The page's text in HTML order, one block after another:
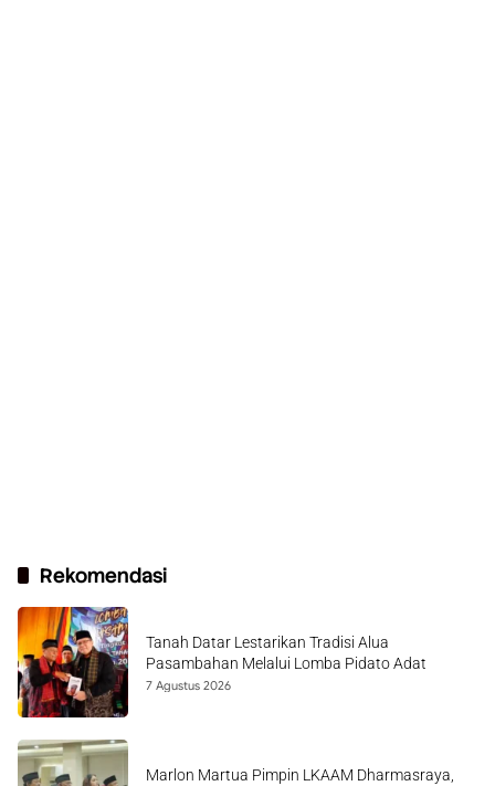
Rekomendasi
Tanah Datar Lestarikan Tradisi Alua
Pasambahan Melalui Lomba Pidato Adat
7 Agustus 2026
Marlon Martua Pimpin LKAAM Dharmasraya,